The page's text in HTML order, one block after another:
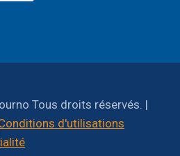
Tous droits réservés. |
d'utilisations